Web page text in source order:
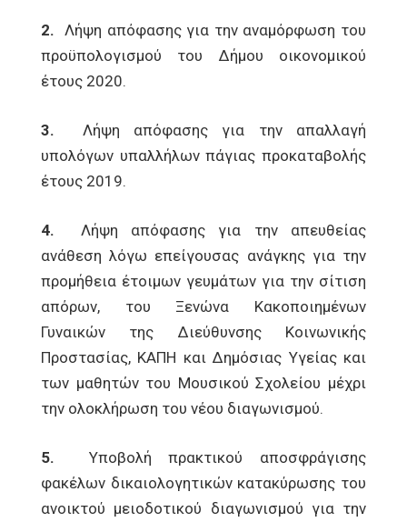
2. Λήψη απόφασης για την αναμόρφωση του
προϋπολογισμού του Δήμου οικονομικού
έτους 2020.
3.
Λήψη απόφασης για την απαλλαγή
υπολόγων υπαλλήλων πάγιας προκαταβολής
έτους 2019.
4. Λήψη απόφασης για την απευθείας
ανάθεση λόγω επείγουσας ανάγκης για την
προμήθεια έτοιμων γευμάτων για την σίτιση
απόρων, του Ξενώνα Κακοποιημένων
Γυναικών της Διεύθυνσης Κοινωνικής
Προστασίας, ΚΑΠΗ και Δημόσιας Υγείας και
των μαθητών του Μουσικού Σχολείου μέχρι
την ολοκλήρωση του νέου διαγωνισμού.
5. Υποβολή πρακτικού αποσφράγισης
φακέλων δικαιολογητικών κατακύρωσης του
ανοικτού μειοδοτικού διαγωνισμού για την